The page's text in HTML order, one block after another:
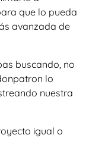
que lo pueda
avanzada de
buscando, no
lo
nuestra
igual o